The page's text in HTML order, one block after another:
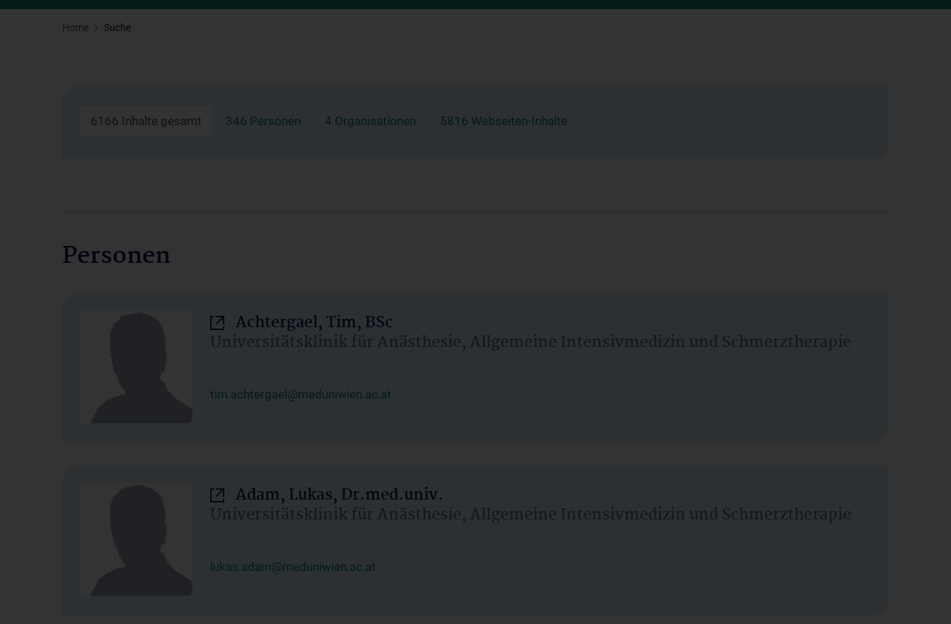
Home Suche
6166 Inhalte gesamt 346 Personen 4 Organisationen 5816 Webseiten-Inhalte
Personen
Achtergael, Tim, BSc
Universitätsklinik für Anästhesie, Allgemeine Intensivmedizin und Schmerztherapie
tim.achtergael@meduniwien.ac.at
Adam, Lukas, Dr.med.univ.
Universitätsklinik für Anästhesie, Allgemeine Intensivmedizin und Schmerztherapie
lukas.adam@meduniwien.ac.at